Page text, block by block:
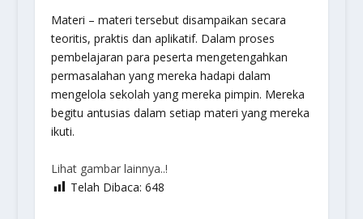
Materi – materi tersebut disampaikan secara
teoritis, praktis dan aplikatif. Dalam proses
pembelajaran para peserta mengetengahkan
permasalahan yang mereka hadapi dalam
mengelola sekolah yang mereka pimpin. Mereka
begitu antusias dalam setiap materi yang mereka
ikuti.
Lihat gambar lainnya..!
Telah Dibaca: 648